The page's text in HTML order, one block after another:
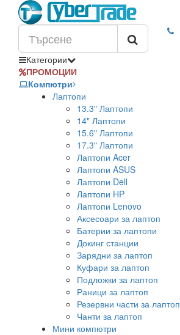
Категории
ПРОМОЦИИ
Компютри
Лаптопи
13.3" Лаптопи
14" Лаптопи
15.6" Лаптопи
17.3" Лаптопи
Лаптопи Acer
Лаптопи ASUS
Лаптопи Dell
Лаптопи HP
Лаптопи Lenovo
Аксесоари за лаптоп
Батерии за лаптопи
Докинг станции
Зарядни за лаптоп
Куфари за лаптоп
Подложки за лаптоп
Раници за лаптоп
Резервни части за лаптоп
Чанти за лаптоп
Мини компютри